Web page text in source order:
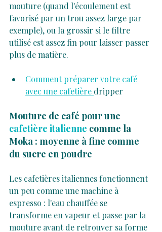
mouture (quand l'écoulement est
favorisé par un trou assez large par
exemple), ou la grossir si le filtre
utilisé est assez fin pour laisser passer
plus de matière.
Comment préparer votre café
avec une cafetière dripper
Mouture de café pour une
cafetière italienne comme la
Moka : moyenne à fine comme
du sucre en poudre
Les cafetières italiennes fonctionnent
un peu comme une machine à
espresso : l'eau chauffée se
transforme en vapeur et passe par la
mouture avant de retrouver sa forme